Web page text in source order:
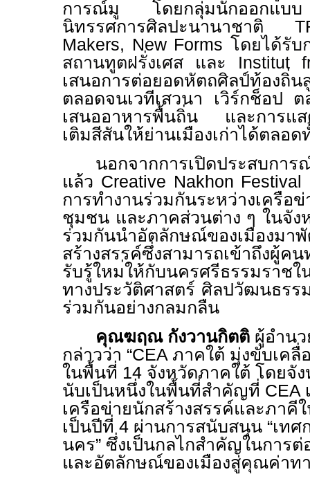
การณ์มู โดยกลุ่มนักออกแบ
นิทรรศการศิลปะนานาชาติ
Makers, New Forms โดยได้รับ
สถานทูตฝรั่งเศส และ Institut
เสนอการต่อยอดหัตถศิลป์ท้องถิ่
ตลอดจนเวทีเสวนา เวิร์กช็อป
เสนออาหารพื้นถิ่น และการแส
เติมสีสันให้ย่านเมืองเก่าได้ตลอด
นอกจากการเปิดประสบการ
แล้ว Creative Nakhon Festival
การทำงานร่วมกันระหว่างเครือ
ชุมชน และภาคส่วนต่าง ๆ ในจั
ร่วมกันนำอัตลักษณ์ของเมืองมา
สร้างสรรค์ซึ่งสามารถเข้าถึงผู้
รับรู้ใหมให้กับนครศรีธรรมราชใ
ทางประวัติศาสตร์ ศิลปวัฒนธรร
ร่วมกันอย่างกลมกลืน
คุณฆฤณ กังวานกิตติ ผู้อำน
กล่าวว่า “CEA ภาคใต้ มุ่งขับเค
ในพื้นที่ 14 จังหวัดภาคใต้ โดยจั
นับเป็นหนึ่งในพื้นที่สำคัญที่ CEA
เครือข่ายนักสร้างสรรค์และภาคี
เป็นปีที่ 4 ผ่านการสนับสนุน “เทศ
นคร” ซึ่งเป็นกลไกสำคัญในการ
และอัตลักษณ์ของเมืองสู่คุณค่าท